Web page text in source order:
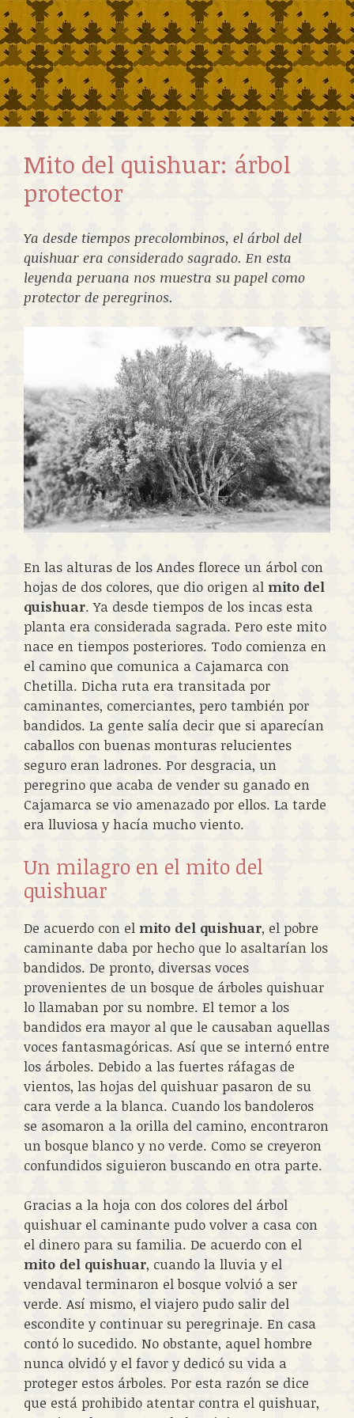
Mito del quishuar: árbol
protector
Ya desde tiempos precolombinos, el árbol del
quishuar era considerado sagrado. En esta
leyenda peruana nos muestra su papel como
protector de peregrinos.
En las alturas de los Andes florece un árbol con
hojas de dos colores, que dio origen al mito del
quishuar. Ya desde tiempos de los incas esta
planta era considerada sagrada. Pero este mito
nace en tiempos posteriores. Todo comienza en
el camino que comunica a Cajamarca con
Chetilla. Dicha ruta era transitada por
caminantes, comerciantes, pero también por
bandidos. La gente salía decir que si aparecían
caballos con buenas monturas relucientes
seguro eran ladrones. Por desgracia, un
peregrino que acaba de vender su ganado en
Cajamarca se vio amenazado por ellos. La tarde
era lluviosa y hacía mucho viento.
Un milagro en el mito del
quishuar
De acuerdo con el mito del quishuar, el pobre
caminante daba por hecho que lo asaltarían los
bandidos. De pronto, diversas voces
provenientes de un bosque de árboles quishuar
lo llamaban por su nombre. El temor a los
bandidos era mayor al que le causaban aquellas
voces fantasmagóricas. Así que se internó entre
los árboles. Debido a las fuertes ráfagas de
vientos, las hojas del quishuar pasaron de su
cara verde a la blanca. Cuando los bandoleros
se asomaron a la orilla del camino, encontraron
un bosque blanco y no verde. Como se creyeron
confundidos siguieron buscando en otra parte.
Gracias a la hoja con dos colores del árbol
quishuar el caminante pudo volver a casa con
el dinero para su familia. De acuerdo con el
mito del quishuar, cuando la lluvia y el
vendaval terminaron el bosque volvió a ser
verde. Así mismo, el viajero pudo salir del
escondite y continuar su peregrinaje. En casa
contó lo sucedido. No obstante, aquel hombre
nunca olvidó y el favor y dedicó su vida a
proteger estos árboles. Por esta razón se dice
que está prohibido atentar contra el quishuar,